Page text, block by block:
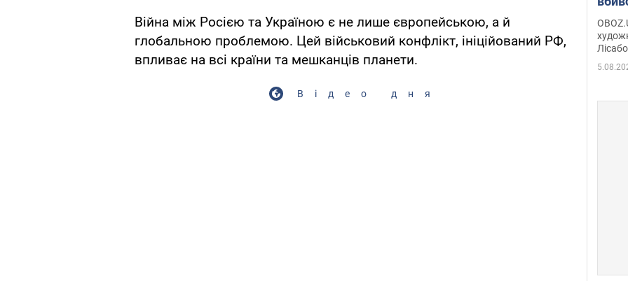
Війна між Росією та Україною є не лише європейською, а й
глобальною проблемою. Цей військовий конфлікт, ініційований РФ,
впливає на всі країни та мешканців планети.
Відео дня
в